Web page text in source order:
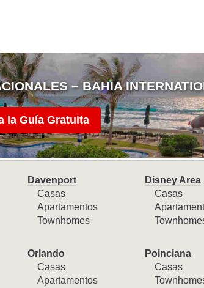
– BAHIA
la Guía Gratuita
Davenport
Casas
Apartamentos
Townhomes
Disney Area
Casas
Orlando
Casas
Apartamentos
Poinciana
Casas